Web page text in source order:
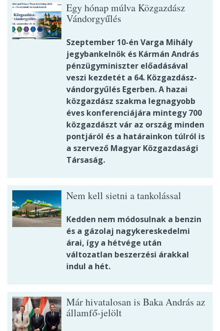
Egy hónap múlva Közgazdász
Vándorgyűlés
Szeptember 10-én Varga Mihály
jegybankelnök és Kármán András
pénzügyminiszter előadásával
veszi kezdetét a 64. Közgazdász-
vándorgyűlés Egerben. A hazai
közgazdász szakma legnagyobb
éves konferenciájára mintegy 700
közgazdászt vár az ország minden
pontjáról és a határainkon túlról is
a szervező Magyar Közgazdasági
Társaság.
Nem kell sietni a tankolással
Kedden nem módosulnak a benzin
és a gázolaj nagykereskedelmi
árai, így a hétvége után
változatlan beszerzési árakkal
indul a hét.
Már hivatalosan is Baka András az
államfő-jelölt